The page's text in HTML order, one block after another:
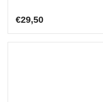
€29,50